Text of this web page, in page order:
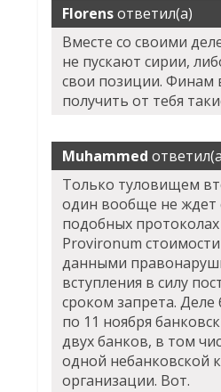
Florensответил(а)
Вместе со своими
не пускают сирии,
свои позиции. Финам
получить от тебя
Muhammed
Только туловищем
один вообще не ждет
подобных
Provironum
данными
вступления в силу
сроком запрета. Деле
по 11 ноября
двух банков, в том
одной небанковской
организации. Вот.